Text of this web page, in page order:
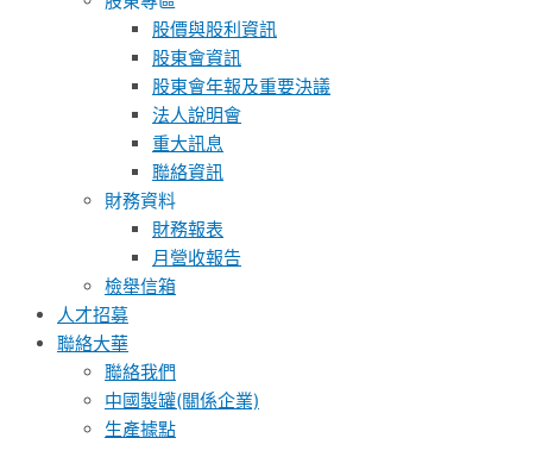
股價與股利資訊
股東會資訊
股東會年報及重要決議
法人說明會
重大訊息
聯絡資訊
財務資料
財務報表
月營收報告
檢舉信箱
人才招募
聯絡大華
聯絡我們
中國製罐(關係企業)
生產據點